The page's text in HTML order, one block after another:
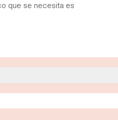
que se necesita es